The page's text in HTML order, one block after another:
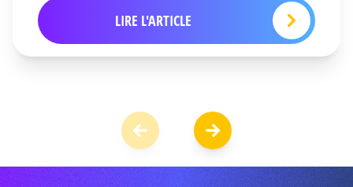
LIRE L'ARTICLE